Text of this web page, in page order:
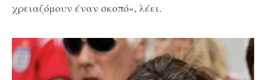
χρειαζόμουν έναν σκοπό», λέει.